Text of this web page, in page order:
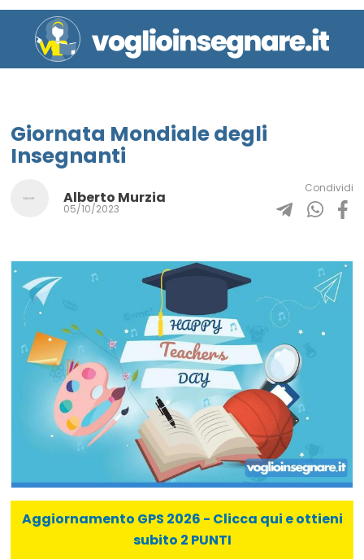
Giornata Mondiale degli
Insegnanti
Alberto Murzia
05/10/2023
Condividi
Aggiornamento GPS 2026 - Clicca qui e ottieni
subito 2 PUNTI